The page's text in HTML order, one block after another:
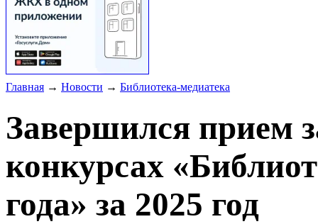
Главная → Новости → Библиотека-медиатека
Завершился прием
конкурсах
года» за 2025 год